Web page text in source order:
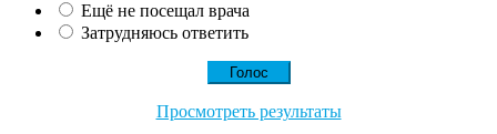
Ещё не посещал врача
Затрудняюсь ответить
Просмотреть результаты